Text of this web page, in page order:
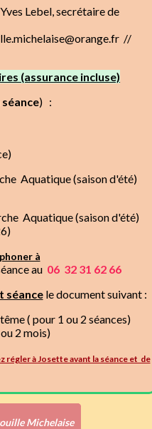
Yves Lebel, secrétaire de
//
(assurance incluse)
séance) :
Aquatique (saison d'été)
Aquatique (saison d'été)
à
au 06 32 31 62 66
séancele document suivant :
( pour 1 ou 2 séances)
2 mois)
régler à Josette avant la séance et de
Michelaise